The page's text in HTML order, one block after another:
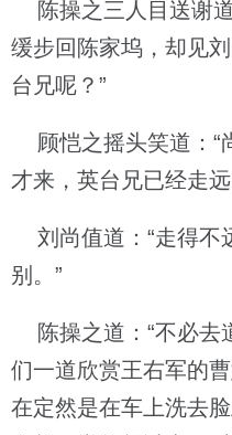
陈操之三人目送谢
缓步回陈家坞，却见
台兄呢？”
顾恺之摇头笑道：“
才来，英台兄已经走远
刘尚值道：“走得不
别。”
陈操之道：“不必去
们一道欣赏王右军的
在定然是在车上洗去